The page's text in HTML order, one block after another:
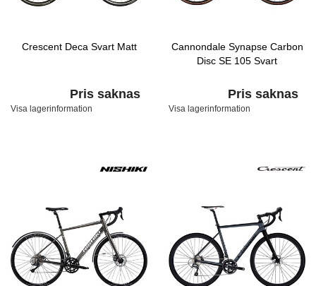
Crescent Deca Svart Matt
Pris saknas
Visa lagerinformation
Cannondale Synapse Carbon
Disc SE 105 Svart
Pris saknas
Visa lagerinformation